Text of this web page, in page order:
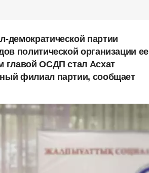
демократической партии
политической организации ее
главой ОСДП стал Асхат
филиал партии, сообщает